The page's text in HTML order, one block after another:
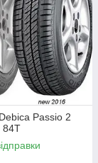
Passio 2
84T